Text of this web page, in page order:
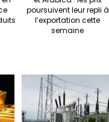
poursuivent leur repli à
l’exportation cette
semaine